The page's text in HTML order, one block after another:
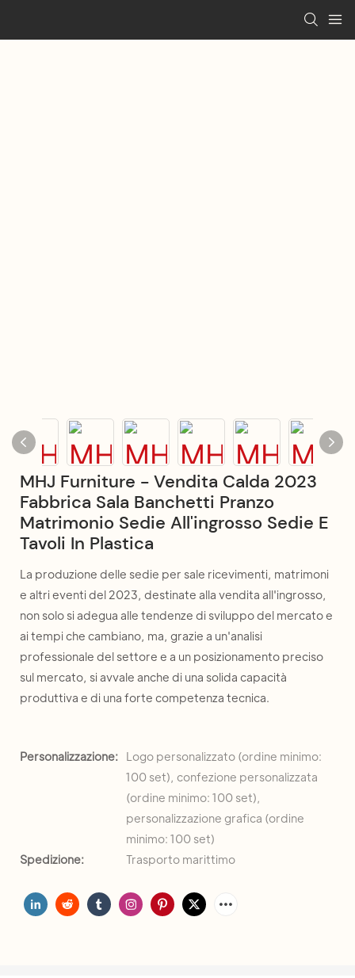
MHJ Furniture - Vendita Calda 2023
Fabbrica Sala Banchetti Pranzo
Matrimonio Sedie All'ingrosso Sedie E
Tavoli In Plastica
La produzione delle sedie per sale ricevimenti, matrimoni
e altri eventi del 2023, destinate alla vendita all'ingrosso,
non solo si adegua alle tendenze di sviluppo del mercato e
ai tempi che cambiano, ma, grazie a un'analisi
professionale del settore e a un posizionamento preciso
sul mercato, si avvale anche di una solida capacità
produttiva e di una forte competenza tecnica.
Personalizzazione:
Logo personalizzato (ordine minimo:
100 set), confezione personalizzata
(ordine minimo: 100 set),
personalizzazione grafica (ordine
minimo: 100 set)
Spedizione:
Trasporto marittimo